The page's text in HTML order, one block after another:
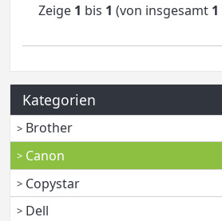
Zeige 1 bis 1 (von insgesamt 1
Kategorien
Brother
Canon
Copystar
Dell